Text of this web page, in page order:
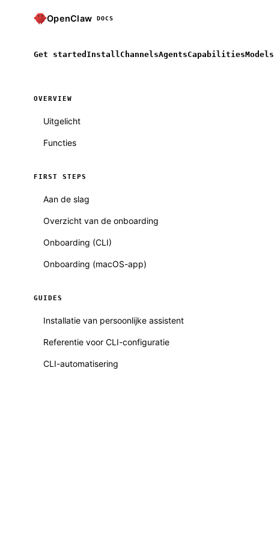
OpenClaw DOCS
Get started Install ChannelsAgentsCapabilitiesModels
OVERVIEW
Uitgelicht
Functies
FIRST STEPS
Aan de slag
Overzicht van de onboarding
Onboarding (CLI)
Onboarding (macOS-app)
GUIDES
Installatie van persoonlijke assistent
Referentie voor CLI-configuratie
CLI-automatisering